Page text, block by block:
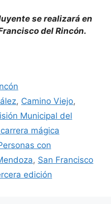
se realizará en
del Rincón.
, Camino Viejo,
Municipal del
mágica
con
, San Francisco
edición